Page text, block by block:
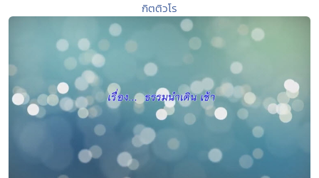
กิตติวโร